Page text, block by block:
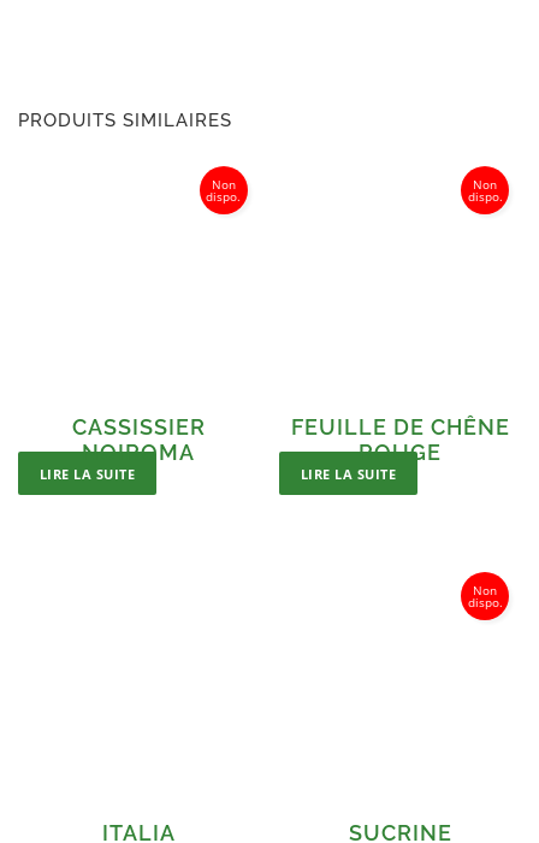
PRODUITS SIMILAIRES
CASSISSIER
NOIROMA
LIRE LA SUITE
FEUILLE DE CHÊNE
ROUGE
LIRE LA SUITE
ITALIA SUCRINE